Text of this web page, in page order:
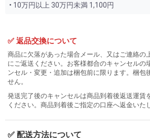
• 10万円以上 30万円未満 1,100円
✅ 返品交換について
商品に欠落があった場合メール、又はご連絡の
にご返送ください。お客様都合のキャンセルの
ンセル・変更・追加は梱包前に限ります。梱包
せん。
発送完了後のキャンセルは商品到着後返送運賃
ください。商品到着後ご指定の口座へ返金いた
✅ 配送方法について